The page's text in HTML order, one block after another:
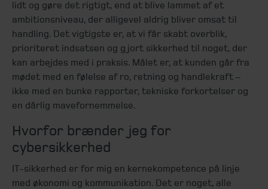
lidt og gøre det rigtigt, end at blive lammet af et
ambitionsniveau, der alligevel aldrig bliver omsat til
handling. Det vigtigste er, at vi får skabt overblik,
prioriteret indsatsen og gjort sikkerhed til noget, der
kan arbejdes med i praksis. Målet er, at kunden går fra
mødet med en følelse af ro, retning og handlekraft –
ikke med en bunke rapporter, tekniske forkortelser og
en dårlig mavefornemmelse.
Hvorfor brænder jeg for
cybersikkerhed
IT-sikkerhed er for mig en kernekompetence på linje
med økonomi og kommunikation. Det er noget, alle